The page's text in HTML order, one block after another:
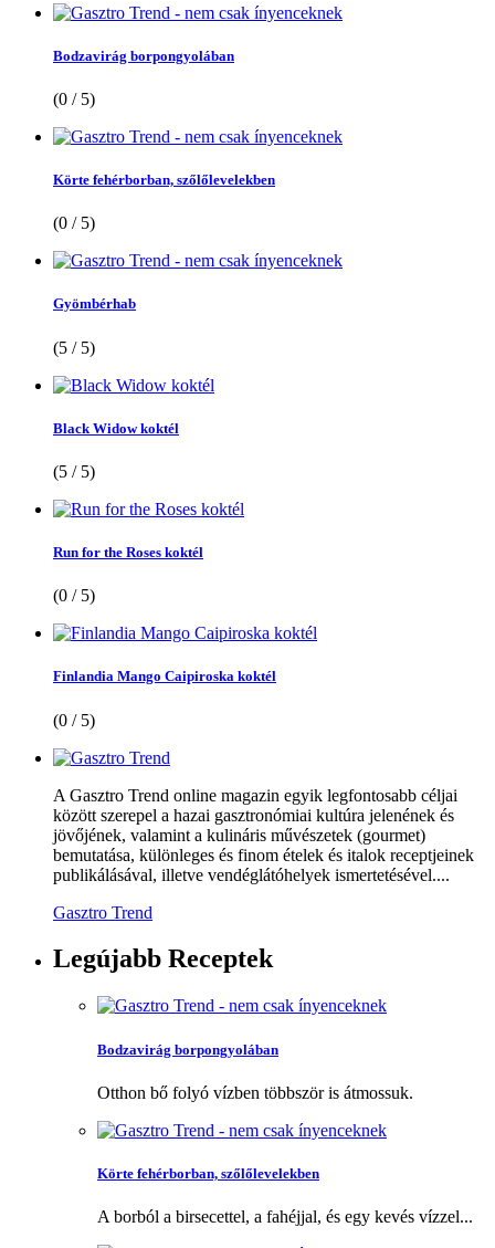
Bodzavirág borpongyolában
(0 / 5)
Körte fehérborban, szőlőlevelekben
(0 / 5)
Gyömbérhab
(5 / 5)
Black Widow koktél
(5 / 5)
Run for the Roses koktél
(0 / 5)
Finlandia Mango Caipiroska koktél
(0 / 5)
A Gasztro Trend online magazin egyik legfontosabb céljai
között szerepel a hazai gasztronómiai kultúra jelenének és
jövőjének, valamint a kulináris művészetek (gourmet)
bemutatása, különleges és finom ételek és italok receptjeinek
publikálásával, illetve vendéglátóhelyek ismertetésével....
Gasztro Trend
Legújabb Receptek
Bodzavirág borpongyolában
Otthon bő folyó vízben többször is átmossuk.
Körte fehérborban, szőlőlevelekben
A borból a birsecettel, a fahéjjal, és egy kevés vízzel...